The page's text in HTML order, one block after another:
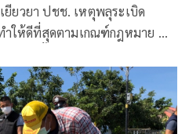
ยียวยา ปชช. เหตุพลุระเบิด
ให้ดีที่สุดตามเกณฑ์กฎหมาย ย้ำ